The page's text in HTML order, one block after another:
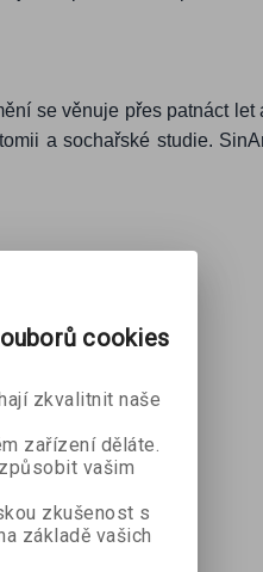
se věnuje přes patnáct
a sochařské studie.
snadno
cookies
zkvalitnit naše
zařízení děláte.
vašim
zkušenost s
základě vašich